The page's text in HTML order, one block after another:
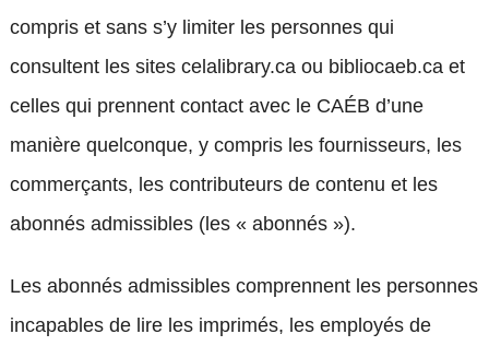
compris et sans s’y limiter les personnes qui
consultent les sites celalibrary.ca ou bibliocaeb.ca et
celles qui prennent contact avec le CAÉB d’une
manière quelconque, y compris les fournisseurs, les
commerçants, les contributeurs de contenu et les
abonnés admissibles (les « abonnés »).
Les abonnés admissibles comprennent les personnes
incapables de lire les imprimés, les employés de